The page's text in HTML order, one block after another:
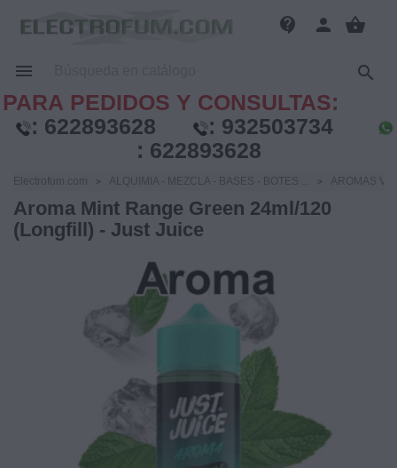
contact_support person shopping_basket
 
PARA PEDIDOS Y CONSULTAS:
: 622893628 : 932503734
: 622893628
Electrofum.com ALQUIMIA - MEZCLA - BASES - BOTES ... AROMAS
Aroma Mint Range Green 24ml/120
(Longfill) - Just Juice